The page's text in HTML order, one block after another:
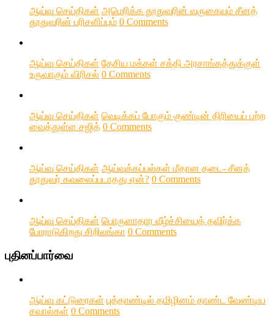
ஆய்வு செய்திகள் அமெரிக்க தூதுவரின் வருகையும் சீனத்
தூதுவரின் பரிசளிப்பும் 0 Comments
ஆய்வு செய்திகள் தேசிய மக்கள் சக்தி அரசாங்கத்துக்குள்
உருவாகும் விரிசல் 0 Comments
ஆய்வு செய்திகள் வெடிக்கப் போகும் குண்டின் திரியைப் பற்ற
வைத்துள்ள சஜித் 0 Comments
ஆய்வு செய்திகள் ஆய்வுக்கப்பல்கள் மீதான தடை- சீனத்
தூதுவர் கவலைப்படாதது ஏன்? 0 Comments
ஆய்வு செய்திகள் பொருளாதார வீழ்ச்சியைத் தவிர்க்க
போராடுகிறது சிறிலங்கா 0 Comments
புதினப்பார்வை
ஆய்வு கட்டுரைகள் புத்தாண்டில் தமிழினம் தாண்ட வேண்டிய
சவால்கள் 0 Comments